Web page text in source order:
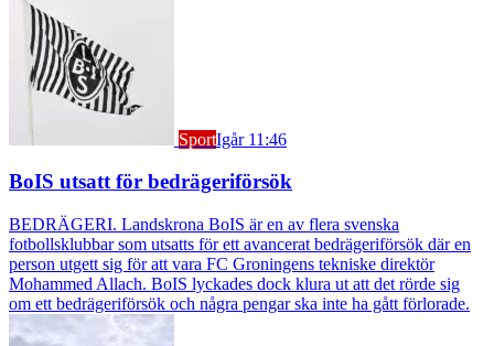
SportIgår 11:46
BoIS utsatt för bedrägeriförsök
BEDRÄGERI. Landskrona BoIS är en av flera svenska
fotbollsklubbar som utsatts för ett avancerat bedrägeriförsök där en
person utgett sig för att vara FC Groningens tekniske direktör
Mohammed Allach. BoIS lyckades dock klura ut att det rörde sig
om ett bedrägeriförsök och några pengar ska inte ha gått förlorade.